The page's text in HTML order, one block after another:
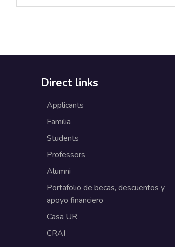
Direct links
Applicants
Familia
Students
Professors
Alumni
Portafolio de becas, descuentos y
apoyo financiero
Casa UR
CRAI